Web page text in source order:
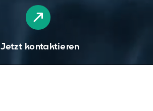
Jetzt kontaktieren